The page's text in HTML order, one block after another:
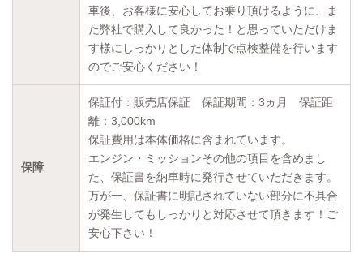
車後、お客様に安心してお乗り頂けるように、ま
た弊社で購入して良かった！と思っていただけま
す様にしっかりとした体制で点検整備を行います
のでご安心ください！
保障
保証付：販売店保証 保証期間：3ヵ月 保証距
離：3,000km
保証費用は本体価格に含まれています。
エンジン・ミッションその他の項目を含めまし
た、保証書を納車時に発行させていただきます。
万が一、保証書に明記されていない部分に不具合
が発生してもしっかりと対応させて頂きます！ご
安心下さい！